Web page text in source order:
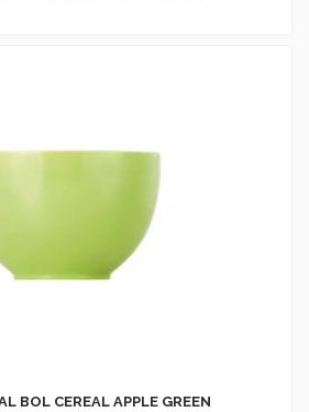
BOL CEREAL APPLE GREEN